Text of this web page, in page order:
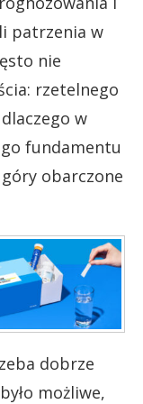
patrzenia w
nie
rzetelnego
w
fundamentu
obarczone
dobrze
możliwe,